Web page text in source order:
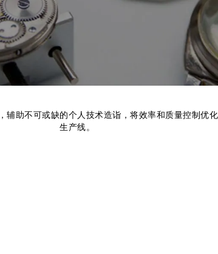
助不可或缺的个人技术造诣，将效率和质量控制优
生产线。